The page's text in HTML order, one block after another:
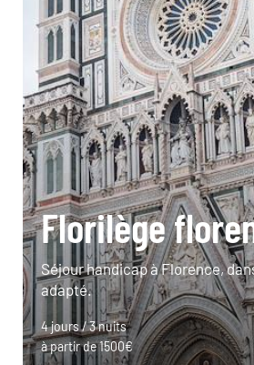
Florilège
Séjour handicap à Florence,
adapté.
4 jours / 3 nuits
à partir de 1500€